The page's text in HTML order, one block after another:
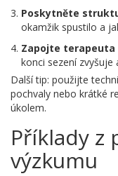
Poskytněte
okamžik spustilo a
Zapojte terapeuta
konci sezení zvyšuje
Další tip: použijte
pochvaly nebo krátké
úkolem.
Příklady z
výzkumu